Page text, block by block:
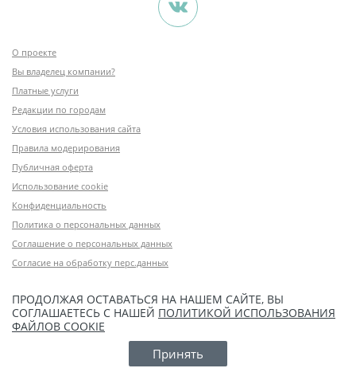
О проекте
Вы владелец компании?
Платные услуги
Редакции по городам
Условия использования сайта
Правила модерирования
Публичная оферта
Использование cookie
Конфиденциальность
Политика о персональных данных
Соглашение о персональных данных
Согласие на обработку перс.данных
ПРОДОЛЖАЯ ОСТАВАТЬСЯ НА НАШЕМ САЙТЕ, ВЫ
СОГЛАШАЕТЕСЬ С НАШЕЙ ПОЛИТИКОЙ ИСПОЛЬЗОВАНИЯ
ФАЙЛОВ COOKIE
Принять